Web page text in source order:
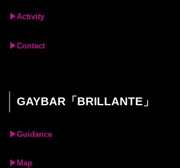
▶︎Activity
▶︎Contact
GAYBAR「BRILLANTE」
▶︎Guidance
▶︎Map